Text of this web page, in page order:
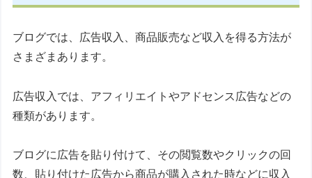
ブログでは、広告収入、商品販売など収入を得る方法が
さまざまあります。
広告収入では、アフィリエイトやアドセンス広告などの
種類があります。
ブログに広告を貼り付けて、その閲覧数やクリックの回
数、貼り付けた広告から商品が購入された時などに収入